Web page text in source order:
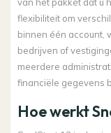
flexibiliteit om
binnen één account,
bedrijven of
meerdere
financiële gegevens
Hoe werkt